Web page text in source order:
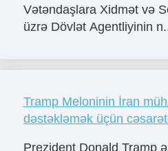
Vətəndaşlara Xidmət və
üzrə Dövlət Agentliyinin
Tramp Meloninin İran
dəstəkləmək üçün
Prezident Donald Tramp